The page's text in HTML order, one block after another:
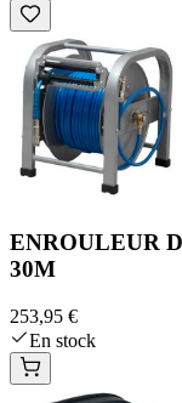
ENROULEUR
30M
253,95 €
En stock